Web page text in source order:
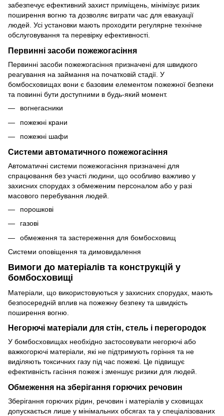
забезпечує ефективний захист приміщень, мінімізує ризик
поширення вогню та дозволяє виграти час для евакуації
людей. Усі установки мають проходити регулярне технічне
обслуговування та перевірку ефективності.
Первинні засоби пожежогасіння
Первинні засоби пожежогасіння призначені для швидкого
реагування на займання на початковій стадії. У
бомбосховищах вони є базовим елементом пожежної безпеки
та повинні бути доступними в будь-який момент.
вогнегасники
пожежні крани
пожежні шафи
Системи автоматичного пожежогасіння
Автоматичні системи пожежогасіння призначені для
спрацювання без участі людини, що особливо важливо у
захисних спорудах з обмеженим персоналом або у разі
масового перебування людей.
порошкові
газові
обмеження та застереження для бомбосховищ
Системи оповіщення та димовидалення
Вимоги до матеріалів та конструкцій у
бомбосховищі
Матеріали, що використовуються у захисних спорудах, мають
безпосередній вплив на пожежну безпеку та швидкість
поширення вогню.
Негорючі матеріали для стін, стель і перегородок
У бомбосховищах необхідно застосовувати негорючі або
важкогорючі матеріали, які не підтримують горіння та не
виділяють токсичних газу під час пожежі. Це підвищує
ефективність гасіння пожеж і зменшує ризики для людей.
Обмеження на зберігання горючих речовин
Зберігання горючих рідин, речовин і матеріалів у сховищах
допускається лише у мінімальних обсягах та у спеціалізованих